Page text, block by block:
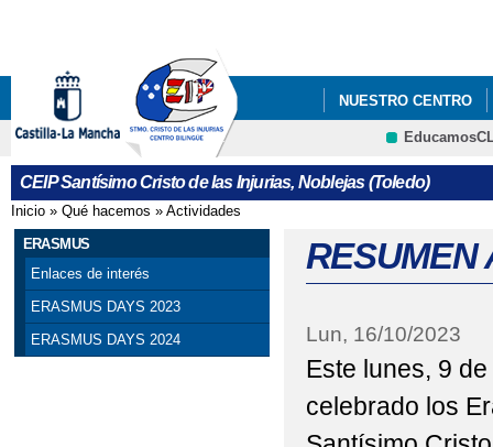
NUESTRO CENTRO
#CODEWEEK 2025
ABIERTO EL PLAZO
ABIERTO PLAZO
ABIERTO PLAZO DE
ABIERTO PROCESO
CRFP
CEIP Santísimo Cristo de las Injurias, Noblejas (Toledo)
Se encuentra usted aquí
Inicio » Qué hacemos » Actividades
ERASMUS
Enlaces de interés
ERASMUS DAYS 2023
ERASMUS DAYS 2024
RESUMEN
Lun, 16/10/2023
Este lunes, 9
celebrado los